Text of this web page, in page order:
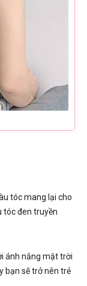
tóc mang lại cho
tóc đen truyền
ánh nắng mặt trời
bạn sẽ trở nên trẻ